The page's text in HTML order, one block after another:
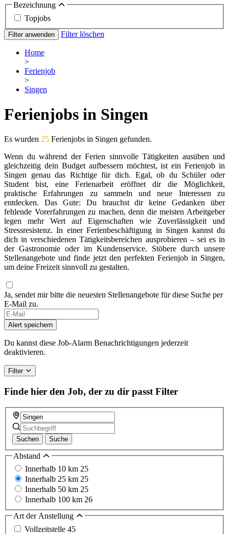
Bezeichnung
Topjobs
Filter anwenden Filter löschen
Home
>
Ferienjob
>
Singen
Ferienjobs in Singen
Es wurden 25 Ferienjobs in Singen gefunden.
Wenn du während der Ferien sinnvolle Tätigkeiten ausüben und
gleichzeitig dein Budget aufbessern möchtest, ist ein Ferienjob in
Singen genau das Richtige für dich. Egal, ob du Schüler oder
Student bist, eine Ferienarbeit eröffnet dir die Möglichkeit,
praktische Erfahrungen zu sammeln und neue Interessen zu
entdecken. Das Gute: Du brauchst dir keine Gedanken über
fehlende Vorerfahrungen zu machen, denn die meisten Arbeitgeber
legen mehr Wert auf Eigenschaften wie Zuverlässigkeit und
Stressresistenz. In einer Ferienbeschäftigung in Singen kannst du
dich in verschiedenen Tätigkeitsbereichen ausprobieren – sei es in
der Gastronomie oder im Kundenservice. Stöbere durch unsere
Stellenangebote und finde jetzt den perfekten Ferienjob in Singen,
um deine Freizeit sinnvoll zu gestalten.
Ja, sendet mir bitte die neuesten Stellenangebote für diese Suche per
E-Mail zu.
Alert speichern
Du kannst diese Job-Alarm Benachrichtigungen jederzeit
deaktivieren.
Filter
Finde hier den Job, der zu dir passt Filter
Suchen Suche
Abstand
Innerhalb 10 km 25
Innerhalb 25 km 25
Innerhalb 50 km 25
Innerhalb 100 km 26
Art der Anstellung
Vollzeitstelle 45